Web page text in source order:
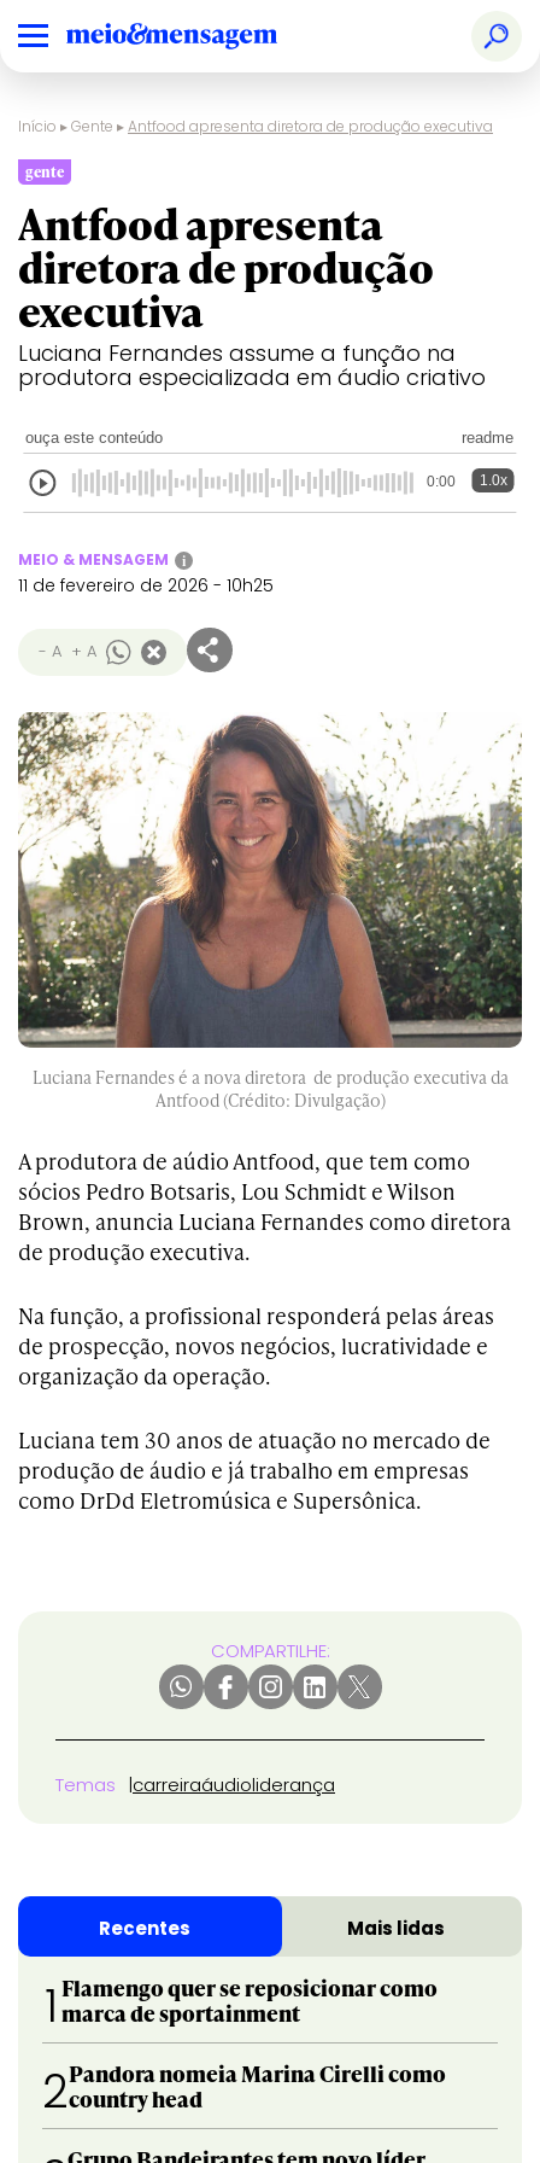
Início ▸Gente ▸Antfood apresenta diretora de produção executiva
gente
Antfood apresenta
diretora de produção
executiva
Luciana Fernandes assume a função na
produtora especializada em áudio criativo
ouça este conteúdo readme
0:00 1.0x
MEIO & MENSAGEM i
11 de fevereiro de 2026 - 10h25
- A + A
Luciana Fernandes é a nova diretora de produção executiva da
Antfood (Crédito: Divulgação)
A produtora de aúdio Antfood, que tem como
sócios Pedro Botsaris, Lou Schmidt e Wilson
Brown, anuncia Luciana Fernandes como diretora
de produção executiva.
Na função, a profissional responderá pelas áreas
de prospecção, novos negócios, lucratividade e
organização da operação.
Luciana tem 30 anos de atuação no mercado de
produção de áudio e já trabalho em empresas
como DrDd Eletromúsica e Supersônica.
COMPARTILHE:
Temas carreiraáudioliderança
Recentes Mais lidas
1 Flamengo quer se reposicionar como
marca de sportainment
2Pandora nomeia Marina Cirelli como
country head